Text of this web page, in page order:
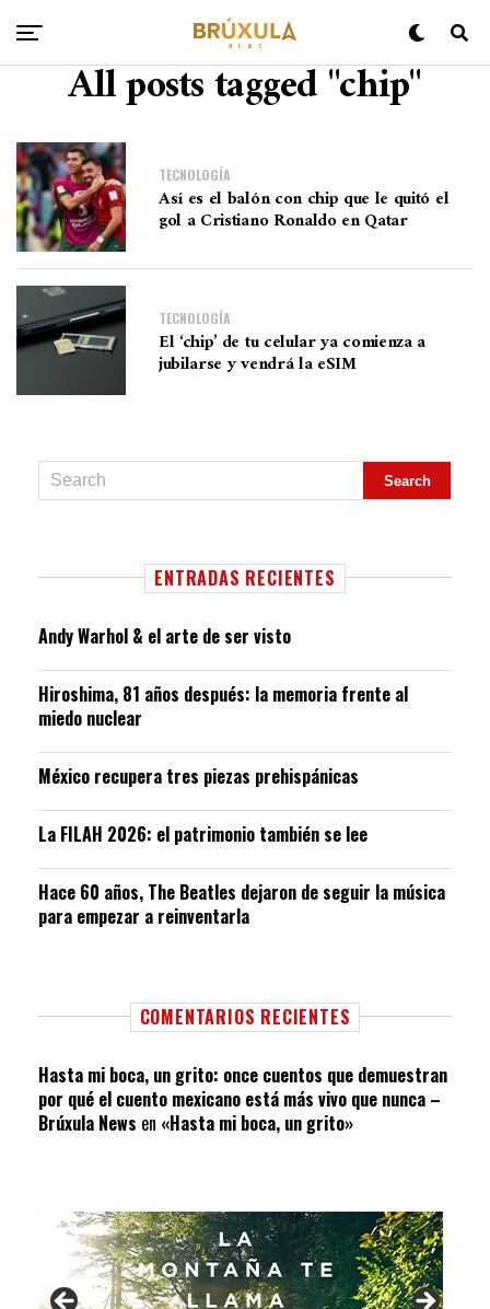
All posts tagged "chip"
TECNOLOGÍA
Así es el balón con chip que le quitó el
gol a Cristiano Ronaldo en Qatar
TECNOLOGÍA
El ‘chip’ de tu celular ya comienza a
jubilarse y vendrá la eSIM
ENTRADAS RECIENTES
Andy Warhol & el arte de ser visto
Hiroshima, 81 años después: la memoria frente al
miedo nuclear
México recupera tres piezas prehispánicas
La FILAH 2026: el patrimonio también se lee
Hace 60 años, The Beatles dejaron de seguir la música
para empezar a reinventarla
COMENTARIOS RECIENTES
Hasta mi boca, un grito: once cuentos que demuestran
por qué el cuento mexicano está más vivo que nunca –
Brúxula News en «Hasta mi boca, un grito»